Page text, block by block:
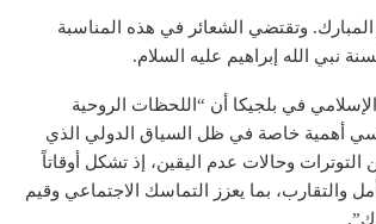
وتقتضي الشعائر في هذه المناسبة
نبي الله إبراهيم عليه السلام.
في بلجيكا أن “اللحظات الروحية
أهمية خاصة في ظل السياق الدولي الذي
التوترات وحالات عدم اليقين، إذ تشكل أوقاتاً
والتقارب، بما يعزز التماسك الاجتماعي وقيم